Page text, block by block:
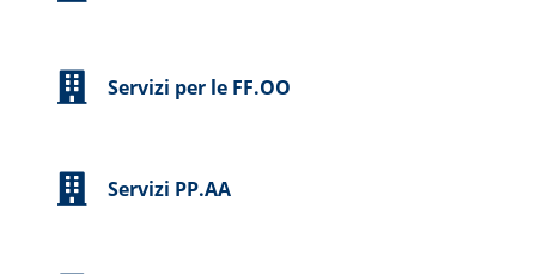
Servizi per le FF.OO
Servizi PP.AA